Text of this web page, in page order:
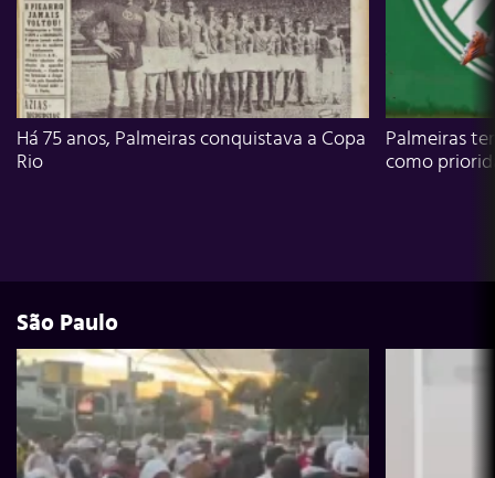
Há 75 anos, Palmeiras conquistava a Copa
Rio
Palmeiras
como
São Paulo